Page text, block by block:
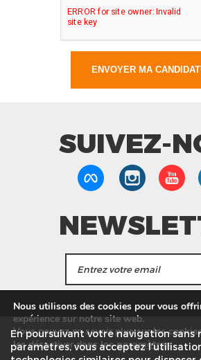
SUIVEZ-
informations de Tang
Nos Magasins Service commercial
En poursuivant votre navigation sans
paramètres, vous acceptez
Nous utilisons des cookies pour vous
expérience sur notre site web.
Vous pouvez en savoir plus sur les
les désactiver dans lesparamètres.